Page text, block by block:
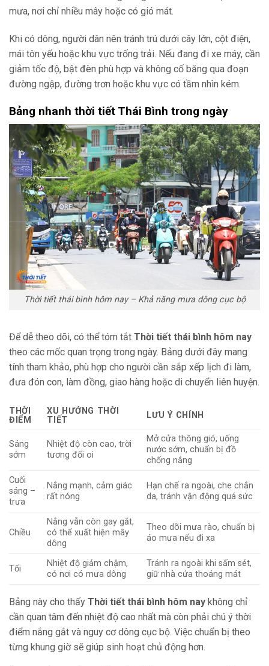
mưa, nơi chỉ nhiều mây hoặc có gió mát.
Khi có dông, người dân nên tránh trú dưới cây lớn, cột điện,
mái tôn yếu hoặc khu vực trống trải. Nếu đang đi xe máy, cần
giảm tốc độ, bật đèn phù hợp và không cố băng qua đoạn
đường ngập, đường trơn hoặc khu vực có tầm nhìn kém.
Bảng nhanh thời tiết Thái Bình trong ngày
Thời tiết thái bình hôm nay – Khả năng mưa dông cục bộ
Để dễ theo dõi, có thể tóm tắt Thời tiết thái bình hôm nay
theo các mốc quan trọng trong ngày. Bảng dưới đây mang
tính tham khảo, phù hợp cho người cần sắp xếp lịch đi làm,
đưa đón con, làm đồng, giao hàng hoặc di chuyển liên huyện.
THỜI
ĐIỂM
XU HƯỚNG THỜI
TIẾT
LƯU Ý CHÍNH
Sáng
sớm
Nhiệt độ còn cao, trời
tương đối oi
Mở cửa thông gió, uống
nước sớm, chuẩn bị đồ
chống nắng
Cuối
sáng –
trưa
Nắng mạnh, cảm giác
rất nóng
Hạn chế ra ngoài, che chắn
da, tránh vận động quá sức
Chiều
Nắng vẫn còn gay gắt,
có thể xuất hiện mây
dông
Theo dõi mưa rào, chuẩn bị
áo mưa nếu đi xa
Tối
Nhiệt độ giảm chậm,
có nơi có mưa dông
Tránh ra ngoài khi sấm sét,
giữ nhà cửa thoáng mát
Bảng này cho thấy Thời tiết thái bình hôm nay không chỉ
cần quan tâm đến nhiệt độ cao nhất mà còn phải chú ý thời
điểm nắng gắt và nguy cơ dông cục bộ. Việc chuẩn bị theo
từng khung giờ sẽ giúp sinh hoạt chủ động hơn.